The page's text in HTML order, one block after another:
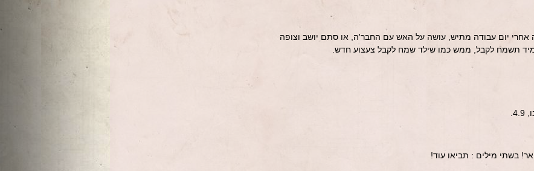
יום עבודה מתיש, עושה על האש עם החבר'ה, או סתם יושב וצופה
תשמח לקבל, ממש כמו שילד שמח לקבל צעצוע חדש.
בשתי מילים : תביאו עוד!